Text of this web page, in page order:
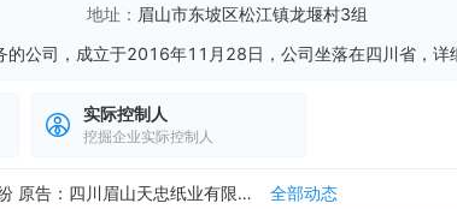
地址： 眉山市东坡区松江镇龙堰村3组
实际控制人
挖掘企业实际控制人
新增立案，案号：（2024）川1421知民初114号 案由：不正当竞争纠纷 其他当事人：四川眉山天忠纸业有限公司、中顺洁柔纸业股份有限公司、吴** 法院：...
全部动态